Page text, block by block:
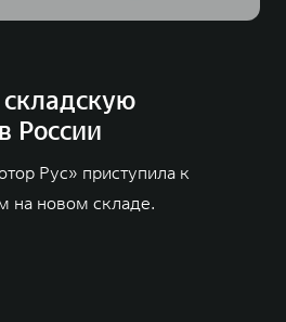
России
Рус» приступила к
на новом складе.